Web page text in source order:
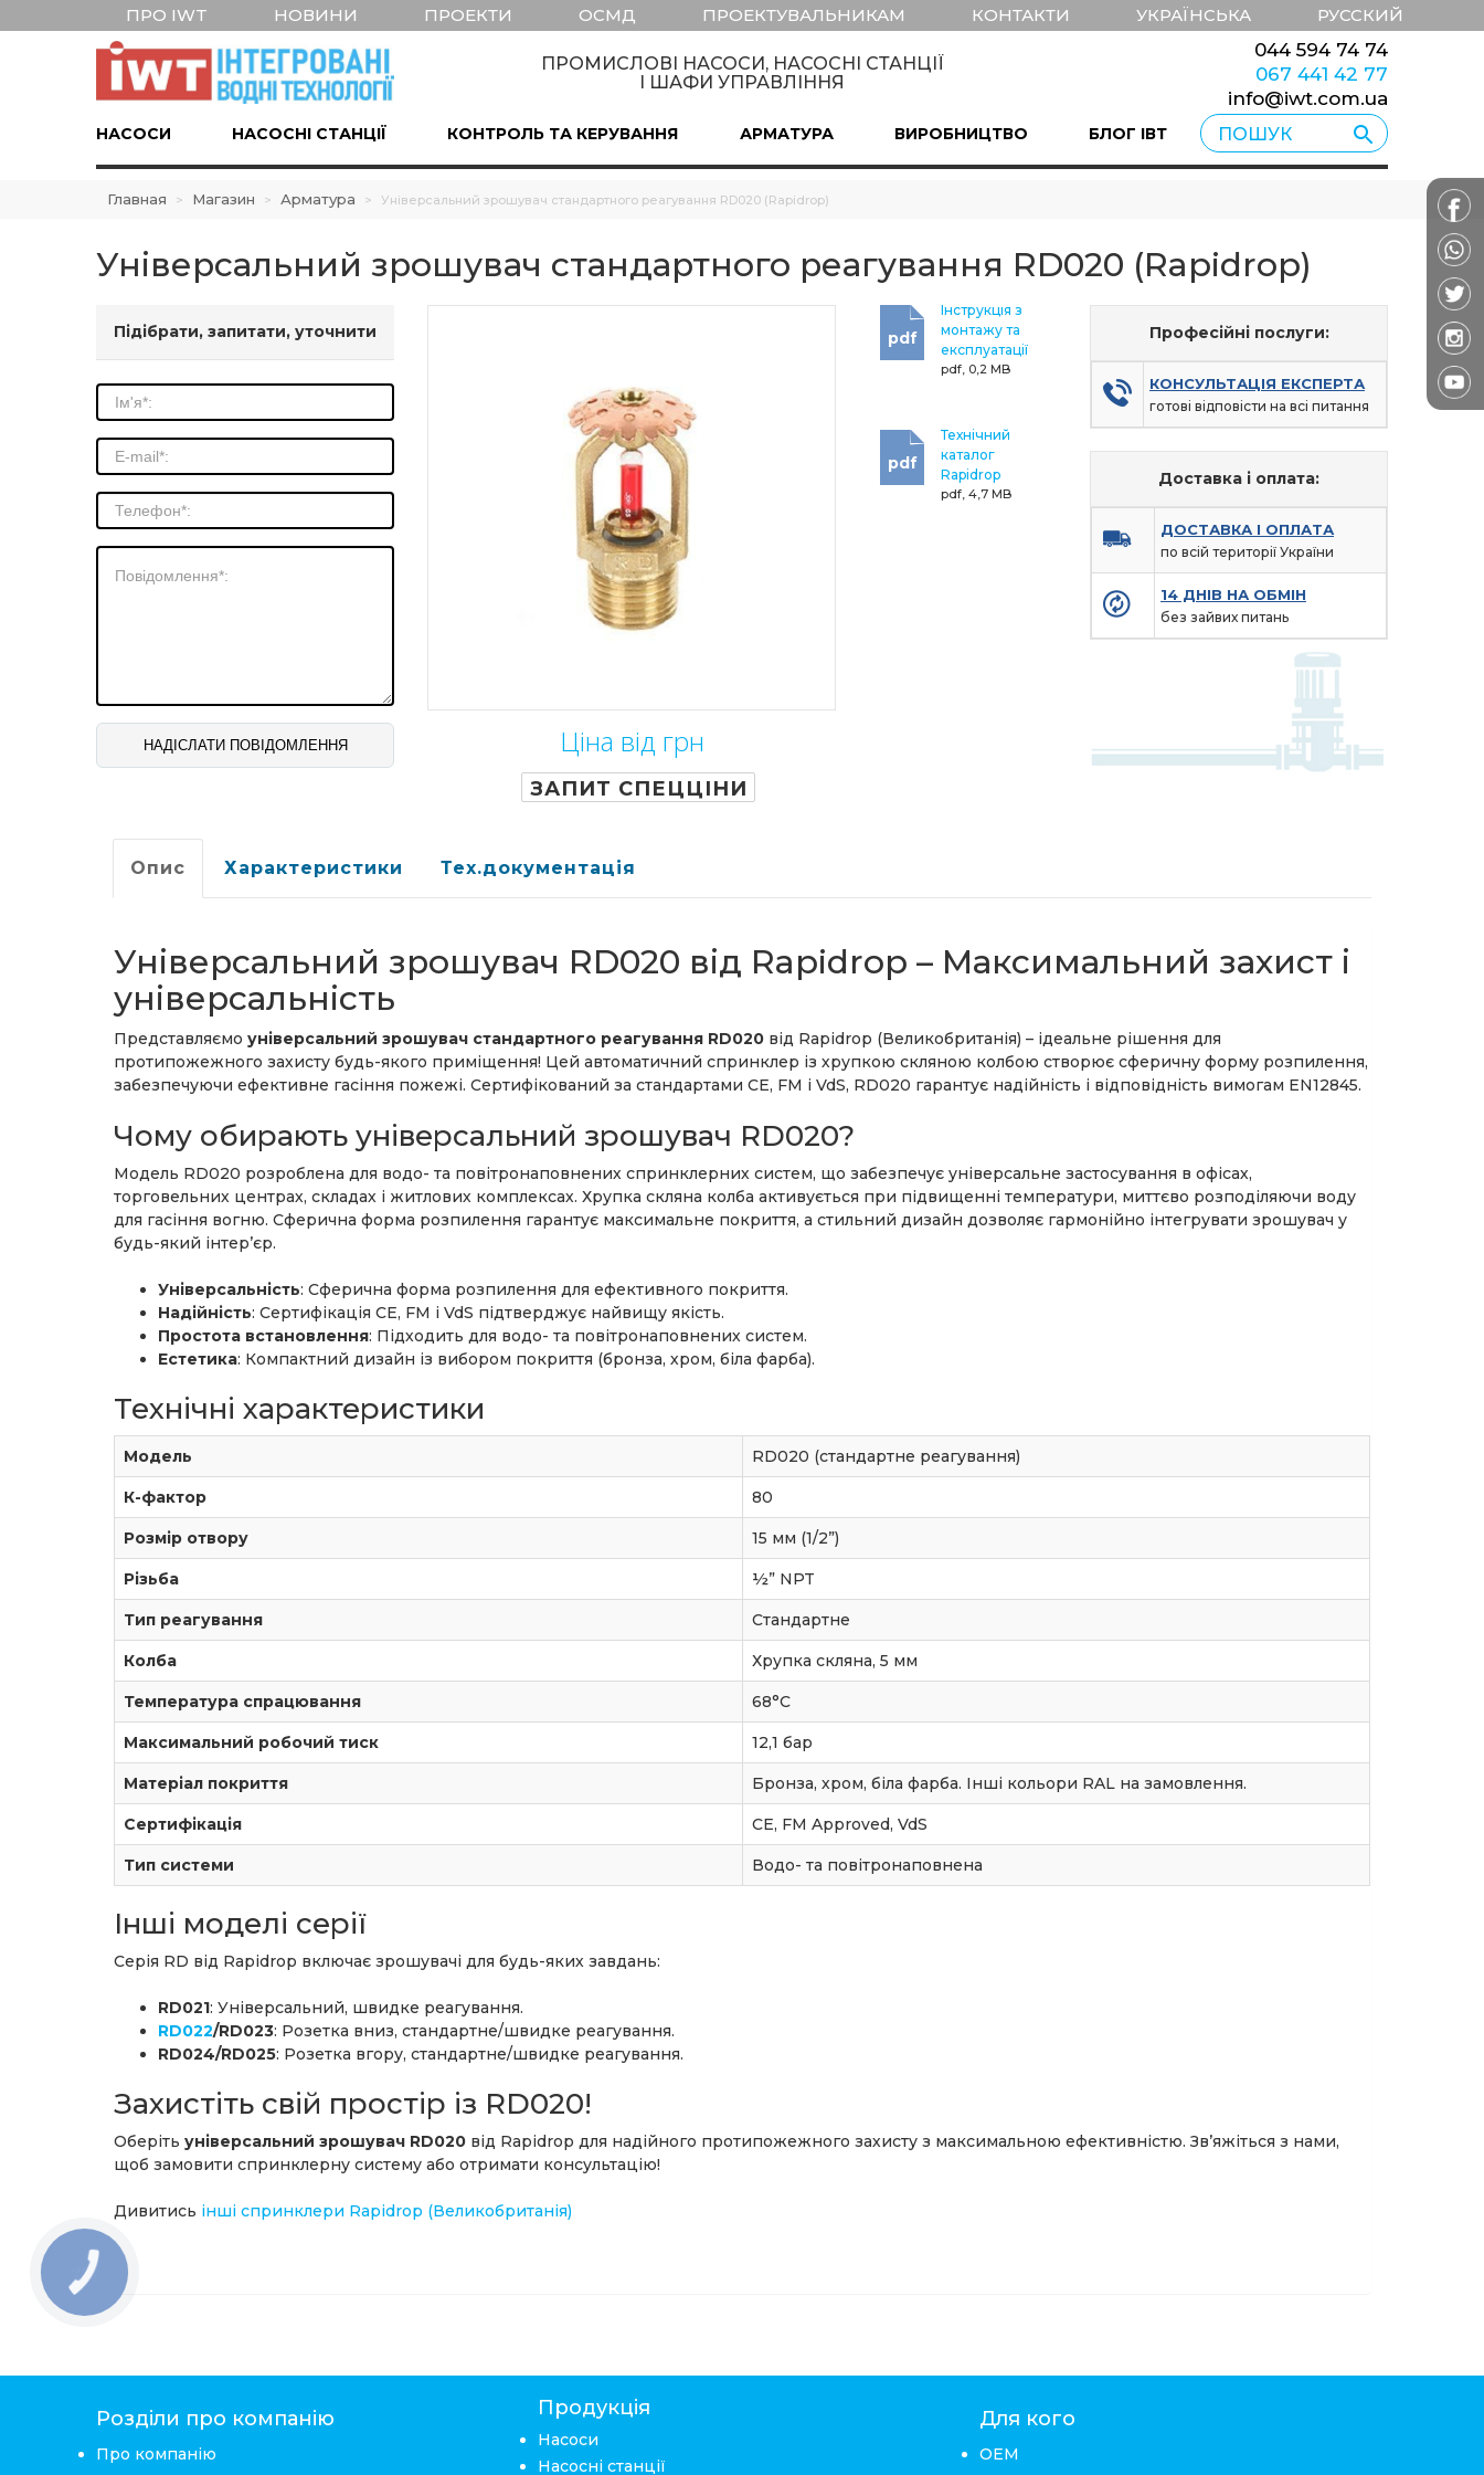
ПРО IWT НОВИНИ ПРОЕКТИ ОСМД ПРОЕКТУВАЛЬНИКАМ КОНТАКТИ УКРАЇНСЬКА РУССКИЙ
ПРОМИСЛОВІ НАСОСИ, НАСОСНІ СТАНЦІЇ
І ШАФИ УПРАВЛІННЯ
044 594 74 74
067 441 42 77
info@iwt.com.ua
НАСОСИ НАСОСНІ СТАНЦІЇ КОНТРОЛЬ ТА КЕРУВАННЯ АРМАТУРА ВИРОБНИЦТВО БЛОГ ІВТ
Главная > Магазин > Арматура > Універсальний зрошувач стандартного реагування RD020 (Rapidrop)
Універсальний зрошувач стандартного реагування RD020 (Rapidrop)
Підібрати, запитати, уточнити
Ціна від грн
ЗАПИТ СПЕЦЦІНИ
Інструкція з
монтажу та
експлуатації
pdf, 0,2 MB
pdf
Технічний
каталог
Rapidrop
pdf, 4,7 MB
pdf
Професійні послуги:
КОНСУЛЬТАЦІЯ ЕКСПЕРТА
готові відповісти на всі питання
Доставка і оплата:
ДОСТАВКА І ОПЛАТА
по всій території України
14 ДНІВ НА ОБМІН
без зайвих питань
Опис Характеристики Тех.документація
Універсальний зрошувач RD020 від Rapidrop – Максимальний захист і
універсальність
Представляємо універсальний зрошувач стандартного реагування RD020 від Rapidrop (Великобританія) – ідеальне рішення для
протипожежного захисту будь-якого приміщення! Цей автоматичний спринклер із хрупкою скляною колбою створює сферичну форму розпилення,
забезпечуючи ефективне гасіння пожежі. Сертифікований за стандартами CE, FM і VdS, RD020 гарантує надійність і відповідність вимогам EN12845.
Чому обирають універсальний зрошувач RD020?
Модель RD020 розроблена для водо- та повітронаповнених спринклерних систем, що забезпечує універсальне застосування в офісах,
торговельних центрах, складах і житлових комплексах. Хрупка скляна колба активується при підвищенні температури, миттєво розподіляючи воду
для гасіння вогню. Сферична форма розпилення гарантує максимальне покриття, а стильний дизайн дозволяє гармонійно інтегрувати зрошувач у
будь-який інтер’єр.
Універсальність: Сферична форма розпилення для ефективного покриття.
Надійність: Сертифікація CE, FM і VdS підтверджує найвищу якість.
Простота встановлення: Підходить для водо- та повітронаповнених систем.
Естетика: Компактний дизайн із вибором покриття (бронза, хром, біла фарба).
Технічні характеристики
Модель RD020 (стандартне реагування)
К-фактор 80
Розмір отвору 15 мм (1/2”)
Різьба ½” NPT
Тип реагування Стандартне
Колба Хрупка скляна, 5 мм
Температура спрацювання 68°C
Максимальний робочий тиск 12,1 бар
Матеріал покриття Бронза, хром, біла фарба. Інші кольори RAL на замовлення.
Сертифікація CE, FM Approved, VdS
Тип системи Водо- та повітронаповнена
Інші моделі серії
Серія RD від Rapidrop включає зрошувачі для будь-яких завдань:
RD021: Універсальний, швидке реагування.
RD022/RD023: Розетка вниз, стандартне/швидке реагування.
RD024/RD025: Розетка вгору, стандартне/швидке реагування.
Захистіть свій простір із RD020!
Оберіть універсальний зрошувач RD020 від Rapidrop для надійного протипожежного захисту з максимальною ефективністю. Зв’яжіться з нами,
щоб замовити спринклерну систему або отримати консультацію!
Дивитись інші спринклери Rapidrop (Великобританія)
Розділи про компанію
Про компанію
Продукція
Насоси
Насосні станції
Для кого
ОЕМ
КНОПКА
ЗВ'ЯЗКУ